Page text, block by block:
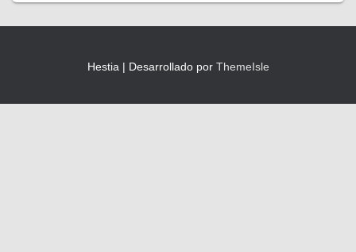
Hestia | Desarrollado por ThemeIsle